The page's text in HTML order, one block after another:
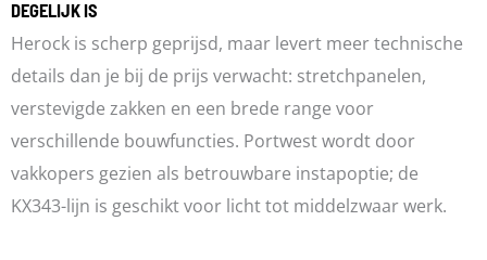
DEGELIJK IS
Herock is scherp geprijsd, maar levert meer technische
details dan je bij de prijs verwacht: stretchpanelen,
verstevigde zakken en een brede range voor
verschillende bouwfuncties. Portwest wordt door
vakkopers gezien als betrouwbare instapoptie; de
KX343-lijn is geschikt voor licht tot middelzwaar werk.